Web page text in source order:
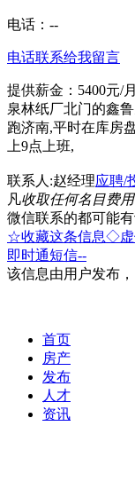
电话： --
电话联系给我留言
提供薪金：5400元/月
泉林纸厂北门的鑫
跑济南,平时在库房
上9点上班,
联系人:赵经理应聘/
凡收取任何名目费
微信联系的都可能
☆收藏这条信息◇虚
即时通短信--
该信息由用户发布
首页
房产
发布
人才
资讯